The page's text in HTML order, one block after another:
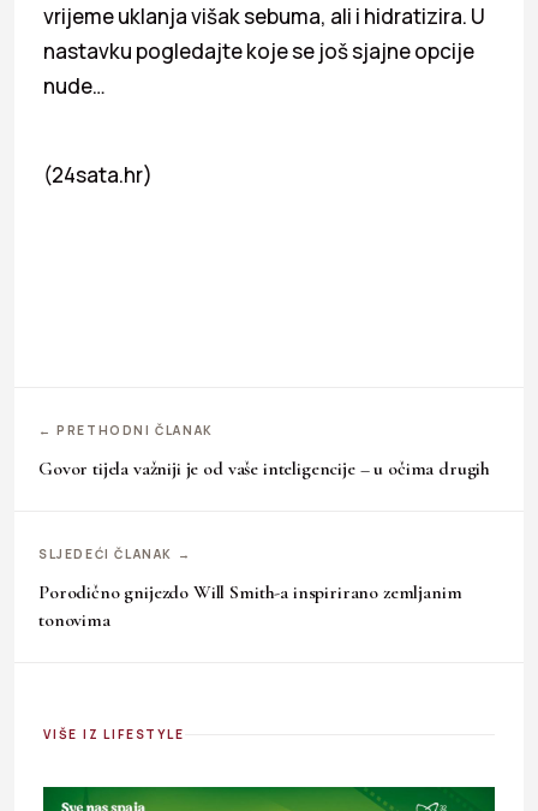
vrijeme uklanja višak sebuma, ali i hidratizira. U
nastavku pogledajte koje se još sjajne opcije
nude…
(24sata.hr)
← PRETHODNI ČLANAK
Govor tijela važniji je od vaše inteligencije – u očima drugih
SLJEDEĆI ČLANAK →
Porodično gnijezdo Will Smith-a inspirirano zemljanim
tonovima
VIŠE IZ LIFESTYLE